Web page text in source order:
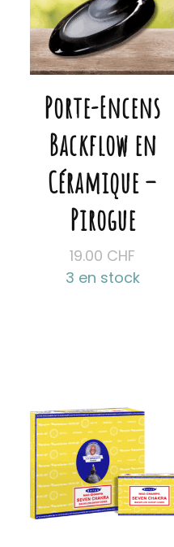
Porte-Encens
Backflow en
Céramique –
Pirogue
19.00 CHF
3 en stock